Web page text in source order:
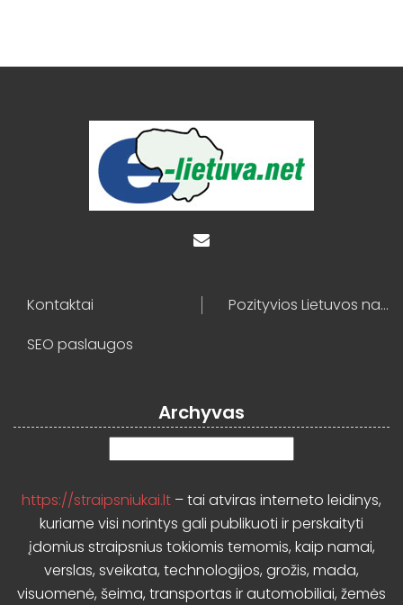
Kontaktai
Pozityvios Lietuvos naujienos
SEO paslaugos
Archyvas
https://straipsniukai.lt – tai atviras interneto leidinys,
kuriame visi norintys gali publikuoti ir perskaityti
įdomius straipsnius tokiomis temomis, kaip namai,
verslas, sveikata, technologijos, grožis, mada,
visuomenė, šeima, transportas ir automobiliai, žemės